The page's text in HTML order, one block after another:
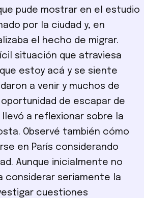
pude mostrar en el estudio
por la ciudad y, en
el hecho de migrar.
situación que atraviesa
estoy acá y se siente
a venir y muchos de
oportunidad de escapar de
llevó a reflexionar sobre la
Observé también cómo
en París considerando
Aunque inicialmente no
considerar seriamente la
cuestiones